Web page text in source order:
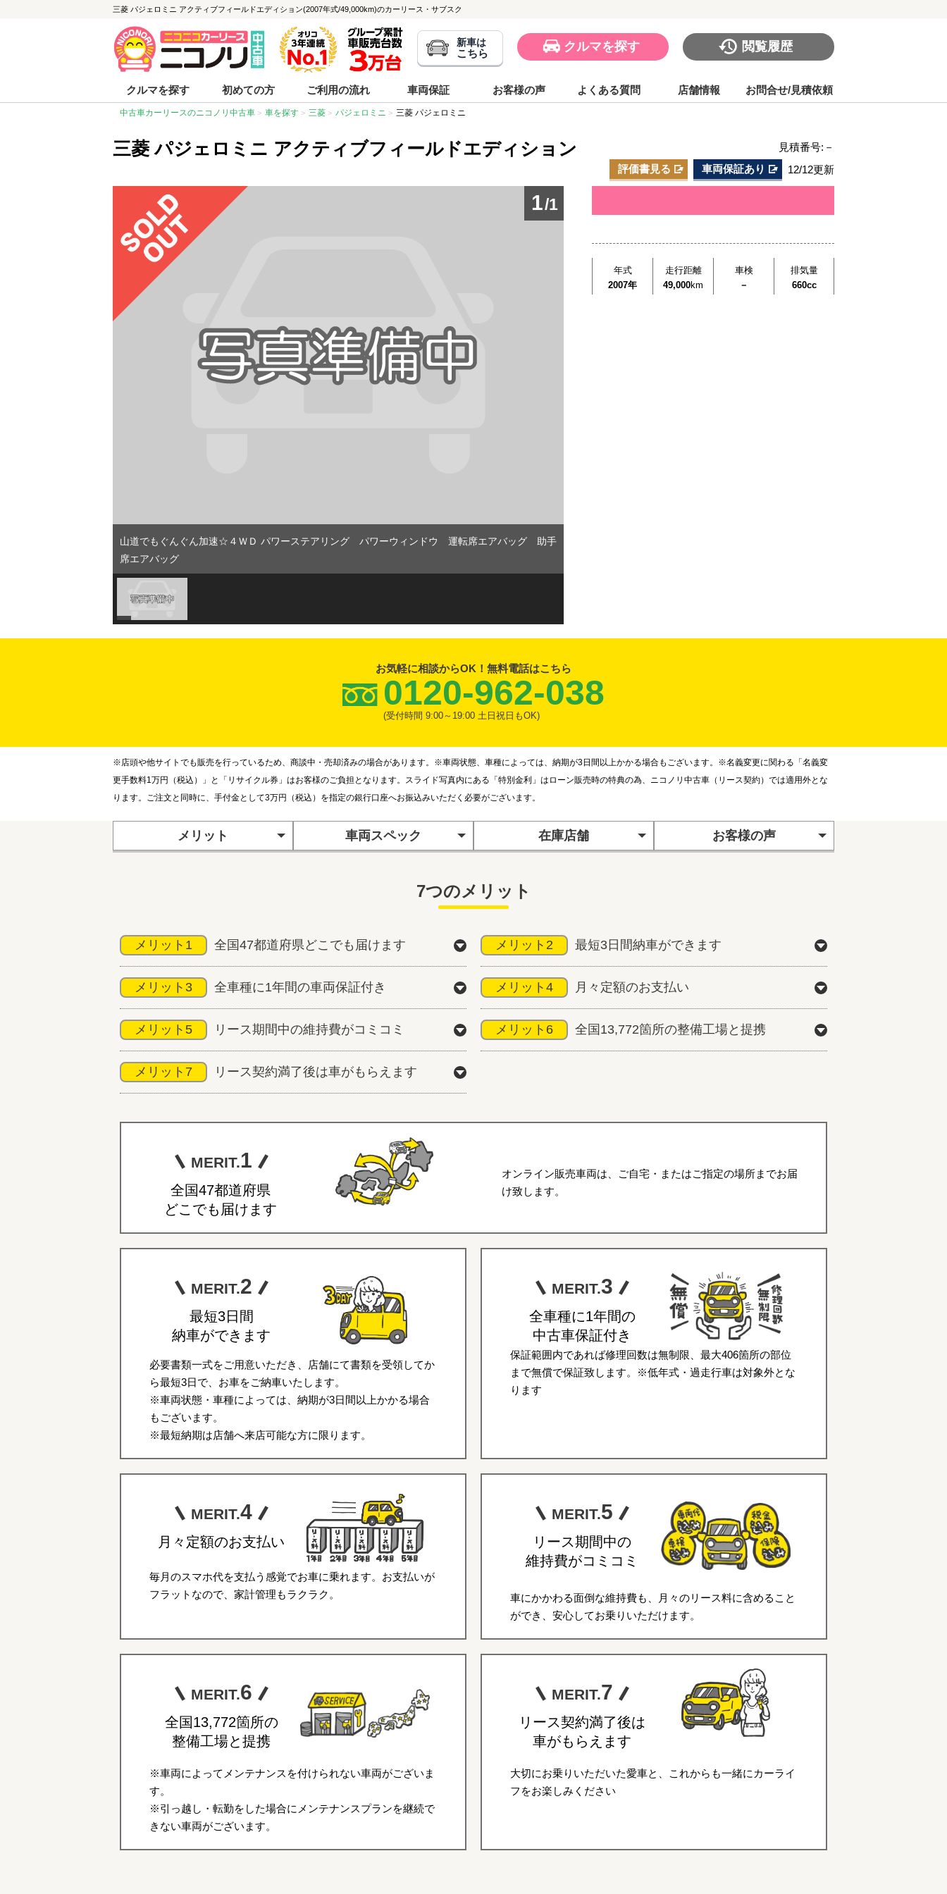
三菱 パジェロミニ アクティブフィールドエディション(2007年式/49,000km)のカーリース・サブスク
新車は
こちら クルマを探す 閲覧履歴
クルマを探す 初めての方 ご利用の流れ 車両保証 お客様の声 よくある質問 店舗情報 お問合せ/見積依頼
中古車カーリースのニコノリ中古車 車を探す 三菱 パジェロミニ 三菱 パジェロミニ
三菱 パジェロミニ アクティブフィールドエディション
見積番号:－
評価書見る
車両保証あり 12/12更新
1/1
山道でもぐんぐん加速☆４ＷＤ パワーステアリング パワーウィンドウ 運転席エアバッグ 助手
席エアバッグ
年式
2007年
走行距離
49,000km
車検
－
排気量
660cc
お気軽に相談からOK！無料電話はこちら
0120-962-038
(受付時間 9:00～19:00 土日祝日もOK)
※店頭や他サイトでも販売を行っているため、商談中・売却済みの場合があります。※車両状態、車種によっては、納期が3日間以上かかる場合もございます。※名義変更に関わる「名義変
更手数料1万円（税込）」と「リサイクル券」はお客様のご負担となります。スライド写真内にある「特別金利」はローン販売時の特典の為、ニコノリ中古車（リース契約）では適用外とな
ります。ご注文と同時に、手付金として3万円（税込）を指定の銀行口座へお振込みいただく必要がございます。
メリット 車両スペック 在庫店舗 お客様の声
7つのメリット
メリット1 全国47都道府県どこでも届けます メリット2 最短3日間納車ができます
メリット3 全車種に1年間の車両保証付き メリット4 月々定額のお支払い
メリット5 リース期間中の維持費がコミコミ メリット6 全国13,772箇所の整備工場と提携
メリット7 リース契約満了後は車がもらえます
MERIT.1
全国47都道府県
どこでも届けます
オンライン販売車両は、ご自宅・またはご指定の場所までお届
け致します。
MERIT.2
最短3日間
納車ができます
必要書類一式をご用意いただき、店舗にて書類を受領してか
ら最短3日で、お車をご納車いたします。
※車両状態・車種によっては、納期が3日間以上かかる場合
もございます。
※最短納期は店舗へ来店可能な方に限ります。
MERIT.3
全車種に1年間の
中古車保証付き
保証範囲内であれば修理回数は無制限、最大406箇所の部位
まで無償で保証致します。※低年式・過走行車は対象外とな
ります
MERIT.4
月々定額のお支払い
毎月のスマホ代を支払う感覚でお車に乗れます。お支払いが
フラットなので、家計管理もラクラク。
MERIT.5
リース期間中の
維持費がコミコミ
車にかかわる面倒な維持費も、月々のリース料に含めること
ができ、安心してお乗りいただけます。
MERIT.6
全国13,772箇所の
整備工場と提携
※車両によってメンテナンスを付けられない車両がございま
す。
※引っ越し・転勤をした場合にメンテナンスプランを継続で
きない車両がございます。
MERIT.7
リース契約満了後は
車がもらえます
大切にお乗りいただいた愛車と、これからも一緒にカーライ
フをお楽しみください